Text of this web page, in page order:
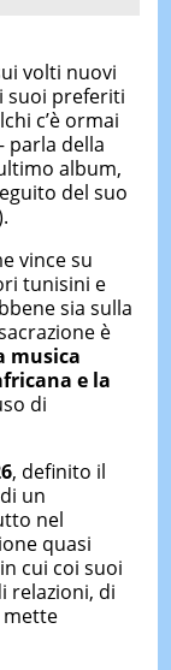
volti nuovi
suoi preferiti
c’è ormai
parla della
album,
del suo
vince su
tunisini e
sia sulla
è
musica
e la
di
, definito il
un
nel
quasi
cui coi suoi
relazioni, di
mette